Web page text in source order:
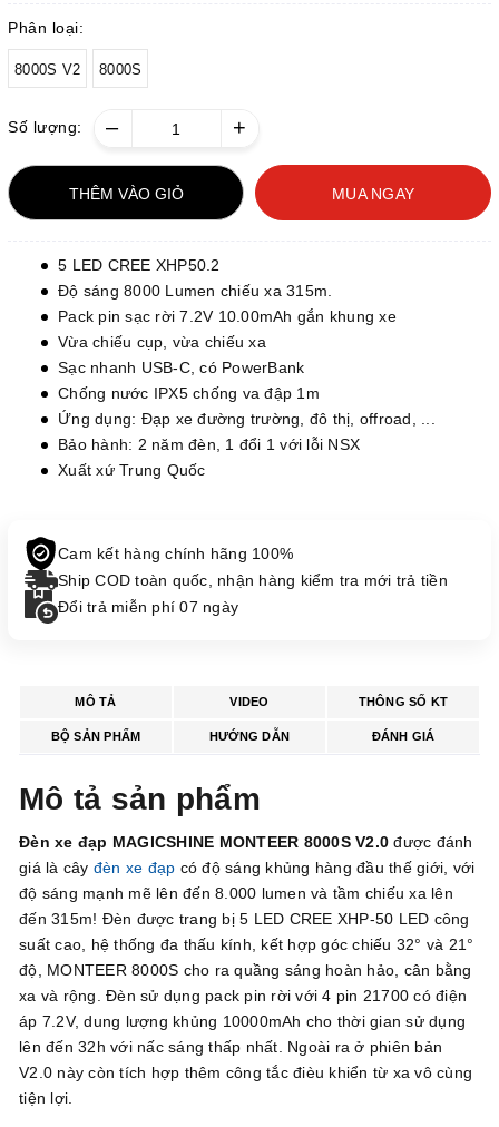
Phân loại:
8000S V2 8000S
Số lượng: – +
THÊM VÀO GIỎ MUA NGAY
5 LED CREE XHP50.2
Độ sáng 8000 Lumen chiếu xa 315m.
Pack pin sạc rời 7.2V 10.00mAh gắn khung xe
Vừa chiếu cụp, vừa chiếu xa
Sạc nhanh USB-C, có PowerBank
Chống nước IPX5 chống va đập 1m
Ứng dụng: Đạp xe đường trường, đô thị, offroad, ...
Bảo hành: 2 năm đèn, 1 đổi 1 với lỗi NSX
Xuất xứ Trung Quốc
Cam kết hàng chính hãng 100%
Ship COD toàn quốc, nhận hàng kiểm tra mới trả tiền
Đổi trả miễn phí 07 ngày
MÔ TẢ VIDEO THÔNG SỐ KT
BỘ SẢN PHẨM HƯỚNG DẪN ĐÁNH GIÁ
Mô tả sản phẩm
Đèn xe đạp MAGICSHINE MONTEER 8000S V2.0 được đánh
giá là cây đèn xe đạp có độ sáng khủng hàng đầu thế giới, với
độ sáng mạnh mẽ lên đến 8.000 lumen và tầm chiếu xa lên
đến 315m! Đèn được trang bị 5 LED CREE XHP-50 LED công
suất cao, hệ thống đa thấu kính, kết hợp góc chiếu 32° và 21°
độ, MONTEER 8000S cho ra quầng sáng hoàn hảo, cân bằng
xa và rộng. Đèn sử dụng pack pin rời với 4 pin 21700 có điện
áp 7.2V, dung lượng khủng 10000mAh cho thời gian sử dụng
lên đến 32h với nấc sáng thấp nhất. Ngoài ra ở phiên bản
V2.0 này còn tích hợp thêm công tắc đièu khiển từ xa vô cùng
tiện lợi.